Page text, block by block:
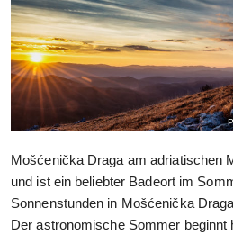
Mošćenička Draga am adriatischen
und ist ein beliebter Badeort im
Sonnenstunden in Mošćenička
Der astronomische Sommer beginnt